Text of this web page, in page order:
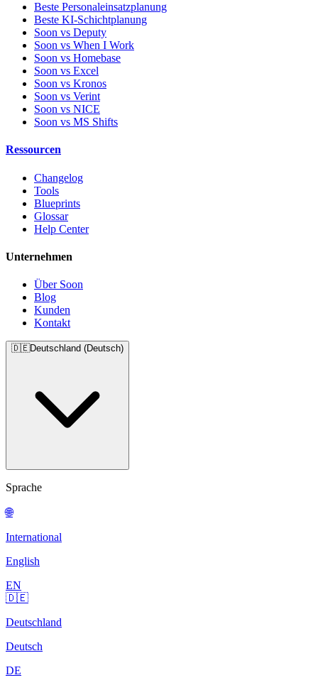
Beste Personaleinsatzplanung
Beste KI-Schichtplanung
Soon vs Deputy
Soon vs When I Work
Soon vs Homebase
Soon vs Excel
Soon vs Kronos
Soon vs Verint
Soon vs NICE
Soon vs MS Shifts
Ressourcen
Changelog
Tools
Blueprints
Glossar
Help Center
Unternehmen
Über Soon
Blog
Kunden
Kontakt
🇩🇪Deutschland (Deutsch)
Sprache
🌐
International
English
EN
🇩🇪
Deutschland
Deutsch
DE